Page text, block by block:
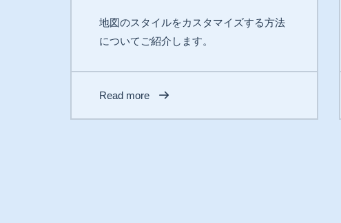
地図のスタイルをカスタマイズする方法
についてご紹介します。
Read more